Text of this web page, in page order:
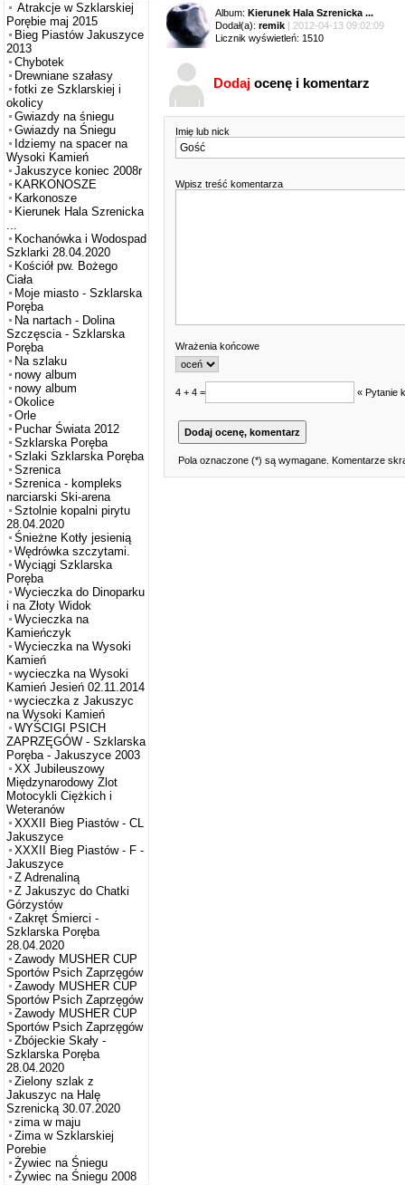
Atrakcje w Szklarskiej
Porębie maj 2015
Bieg Piastów Jakuszyce
2013
Chybotek
Drewniane szałasy
fotki ze Szklarskiej i
okolicy
Gwiazdy na śniegu
Gwiazdy na Śniegu
Idziemy na spacer na
Wysoki Kamień
Jakuszyce koniec 2008r
KARKONOSZE
Karkonosze
Kierunek Hala Szrenicka
...
Kochanówka i Wodospad
Szklarki 28.04.2020
Kościół pw. Bożego
Ciała
Moje miasto - Szklarska
Poręba
Na nartach - Dolina
Szczęscia - Szklarska
Poręba
Na szlaku
nowy album
nowy album
Okolice
Orle
Puchar Świata 2012
Szklarska Poręba
Szlaki Szklarska Poręba
Szrenica
Szrenica - kompleks
narciarski Ski-arena
Sztolnie kopalni pirytu
28.04.2020
Śnieżne Kotły jesienią
Wędrówka szczytami.
Wyciągi Szklarska
Poręba
Wycieczka do Dinoparku
i na Złoty Widok
Wycieczka na
Kamieńczyk
Wycieczka na Wysoki
Kamień
wycieczka na Wysoki
Kamień Jesień 02.11.2014
wycieczka z Jakuszyc
na Wysoki Kamień
WYŚCIGI PSICH
ZAPRZĘGÓW - Szklarska
Poręba - Jakuszyce 2003
XX Jubileuszowy
Międzynarodowy Zlot
Motocykli Ciężkich i
Weteranów
XXXII Bieg Piastów - CL
Jakuszyce
XXXII Bieg Piastów - F -
Jakuszyce
Z Adrenaliną
Z Jakuszyc do Chatki
Górzystów
Zakręt Śmierci -
Szklarska Poręba
28.04.2020
Zawody MUSHER CUP
Sportów Psich Zaprzęgów
Zawody MUSHER CUP
Sportów Psich Zaprzęgów
Zawody MUSHER CUP
Sportów Psich Zaprzęgów
Zbójeckie Skały -
Szklarska Poręba
28.04.2020
Zielony szlak z
Jakuszyc na Halę
Szrenicką 30.07.2020
zima w maju
Zima w Szklarskiej
Porebie
Żywiec na Śniegu
Żywiec na Śniegu 2008
Album: Kierunek Hala Szrenicka ...
Dodał(a): remik | 2012-04-13 09:02:09
Licznik wyświetleń: 1510
Dodaj ocenę i komentarz
Imię lub nick
Wpisz treść komentarza
Wrażenia końcowe
4 + 4 = « Pytanie
Pola oznaczone (*) są wymagane. Komentarze